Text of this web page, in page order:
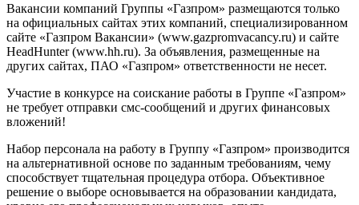
Вакансии компаний Группы «Газпром» размещаются только
на официальных сайтах этих компаний, специализированном
сайте «Газпром Вакансии» (www.gazpromvacancy.ru) и сайте
HeadHunter (www.hh.ru). За объявления, размещенные на
других сайтах, ПАО «Газпром» ответственности не несет.
Участие в конкурсе на соискание работы в Группе «Газпром»
не требует отправки смс-сообщений и других финансовых
вложений!
Набор персонала на работу в Группу «Газпром» производится
на альтернативной основе по заданным требованиям, чему
способствует тщательная процедура отбора. Объективное
решение о выборе основывается на образовании кандидата,